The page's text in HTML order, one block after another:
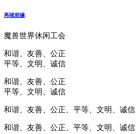
再续前缘
魔兽世界休闲工会
和谐、友善、公正
平等、文明、诚信
和谐、友善、公正
平等、文明、诚信
和谐、友善、公正、平等、文明、诚信
和谐、友善、公正、平等、文明、诚信